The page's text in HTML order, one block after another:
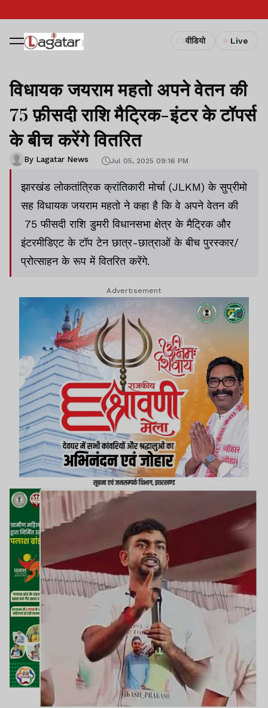
वीडियो Live
विधायक जयराम महतो अपने वेतन की
75 फ़ीसदी राशि मैट्रिक-इंटर के टॉपर्स
के बीच करेंगे वितरित
By Lagatar News Jul 05, 2025 09:16 PM
झारखंड लोकतांत्रिक क्रांतिकारी मोर्चा (JLKM) के सुप्रीमो
सह विधायक जयराम महतो ने कहा है कि वे अपने वेतन की
75 फीसदी राशि डुमरी विधानसभा क्षेत्र के मैट्रिक और
इंटरमीडिएट के टॉप टेन छात्र-छात्राओं के बीच पुरस्कार/
प्रोत्साहन के रूप में वितरित करेंगे.
Advertisement